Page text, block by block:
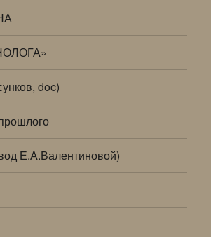
doc)
Е.А.Валентиновой)